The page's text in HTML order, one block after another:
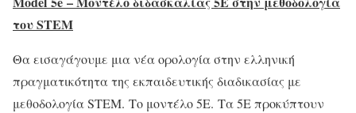
του STEM
Θα εισαγάγουμε μια νέα ορολογία στην ελληνική
πραγματικότητα της εκπαιδευτικής διαδικασίας με
μεθοδολογία STEM. Το μοντέλο 5Ε. Τα 5Ε προκύπτουν